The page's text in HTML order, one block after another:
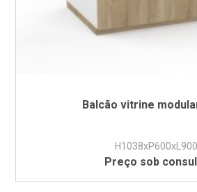
Balcão vitrine
H1038xP600xL900
Preço sob